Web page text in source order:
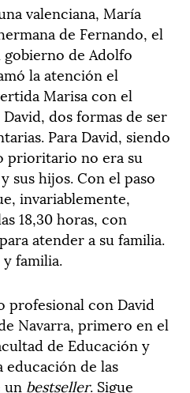
valenciana, María
de Fernando, el
de Adolfo
la atención el
Marisa con el
dos formas de ser
Para David, siendo
prioritario no era su
sus hijos. Con el paso
invariablemente,
18,30 horas, con
atender a su familia.
familia.
profesional con David
Navarra, primero en el
de Educación y
educación de las
un bestseller. Sigue